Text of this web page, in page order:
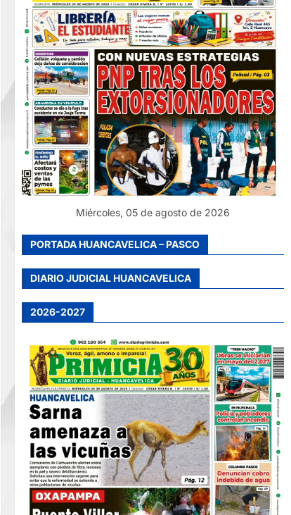
Miércoles, 05 de agosto de 2026
PORTADA HUANCAVELICA – PASCO
DIARIO JUDICIAL HUANCAVELICA
2026-2027